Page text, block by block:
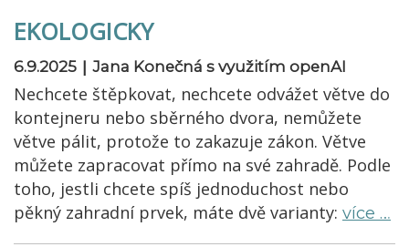
ekologicky
6.9.2025 | Jana Konečná s využitím openAI
Nechcete štěpkovat, nechcete odvážet větve do
kontejneru nebo sběrného dvora, nemůžete
větve pálit, protože to zakazuje zákon. Větve
můžete zapracovat přímo na své zahradě. Podle
toho, jestli chcete spíš jednoduchost nebo
pěkný zahradní prvek, máte dvě varianty: více …